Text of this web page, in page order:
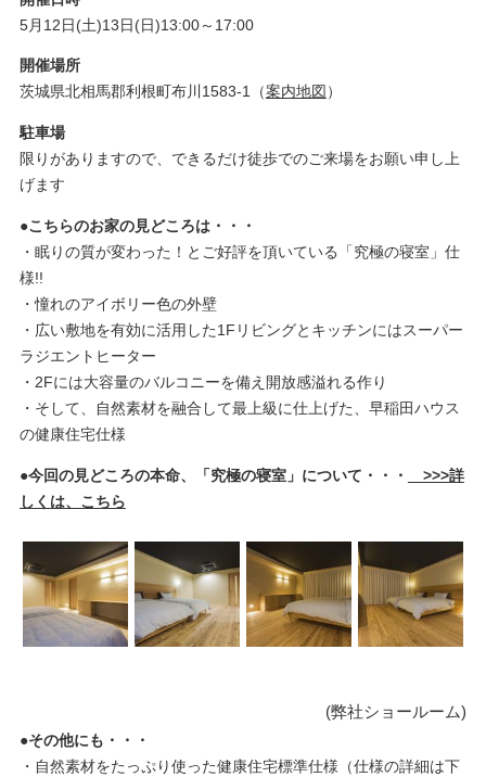
5月12日(土)13日(日)13:00～17:00
開催場所
茨城県北相馬郡利根町布川1583-1（案内地図 ）
駐車場
限りがありますので、できるだけ徒歩でのご来場をお願い申し上
げます
●こちらのお家の見どころは・・・
・眠りの質が変わった！とご好評を頂いている「究極の寝室」仕
様!!
・憧れのアイボリー色の外壁
・広い敷地を有効に活用した1Fリビングとキッチンにはスーパー
ラジエントヒーター
・2Fには大容量のバルコニーを備え開放感溢れる作り
・そして、自然素材を融合して最上級に仕上げた、早稲田ハウス
の健康住宅仕様
●今回の見どころの本命、「究極の寝室」について・・・
>>>詳
しくは、こちら
(弊社ショールーム)
●その他にも・・・
・自然素材をたっぷり使った健康住宅標準仕様（仕様の詳細は下